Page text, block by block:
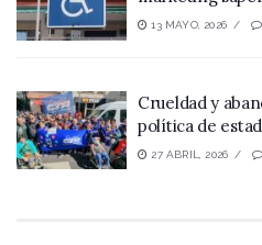
13 MAYO, 2026
Crueldad y
política de
27 ABRIL, 2026